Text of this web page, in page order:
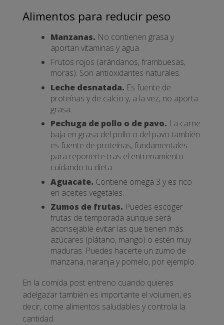
Alimentos para reducir peso
Manzanas. No contienen grasa y
aportan vitaminas y agua.
Frutos rojos (arándanos, frambuesas,
moras). Son antioxidantes naturales.
Leche desnatada. Es fuente de
proteínas y de calcio y, a la vez, no aporta
grasa.
Pechuga de pollo o de pavo. La carne
baja en grasa del pollo o del pavo también
es fuente de proteínas, fundamentales
para reponerte tras el entrenamiento
cuidando tu dieta.
Aguacate. Contiene omega 3 y es rico
en aceites vegetales.
Zumos de frutas. Puedes escoger
frutas de temporada aunque será
aconsejable evitar las que tienen más
azúcares (plátano, mango) o estén muy
maduras. Puedes hacerte un zumo de
manzana, naranja y pomelo, por ejemplo.
En la comida post entreno cuando quieres
adelgazar también es importante el volumen, es
decir, come alimentos saludables y controla la
cantidad.